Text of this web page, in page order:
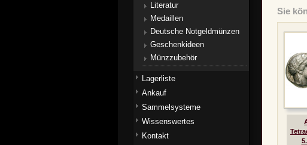
Sie
Literatur
Medaillen
Deutsche Notgeldmünzen
Geschenkideen
Münzzubehör
Lagerliste
Ankauf
Sammelsysteme
Wissenswertes
Kontakt